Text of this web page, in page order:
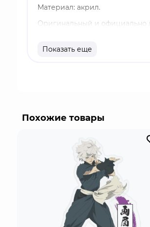
Материал: акрил.
Оригинальный и официально
Сил - это играбельный
Показать еще
Похожие товары